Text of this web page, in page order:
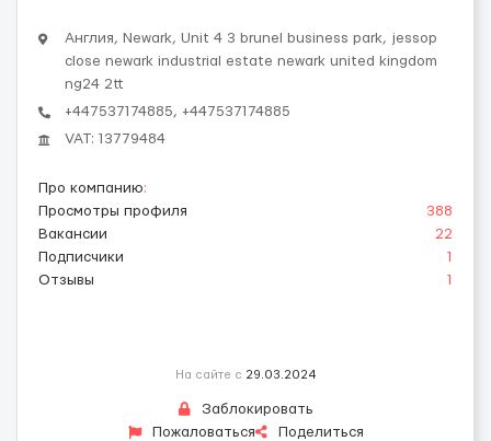
Англия, Newark, Unit 4 3 brunel business park, jessop
close newark industrial estate newark united kingdom
ng24 2tt
+447537174885, +447537174885
VAT: 13779484
Про компанию:
Просмотры профиля
388
Вакансии
22
Подписчики
1
Отзывы
1
На сайте с 29.03.2024
Заблокировать
Пожаловаться
Поделиться